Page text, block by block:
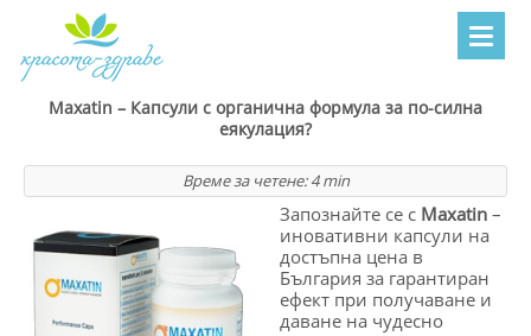
Maxatin – Капсули с органична формула за по-силна
еякулация?
Време за четене:4 min
Запознайте се с Maxatin –
иновативни капсули на
достъпна цена в
България за гарантиран
ефект при получаване и
даване на чудесно